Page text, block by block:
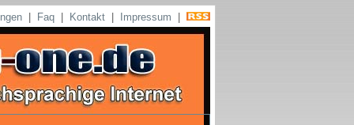
Faq Kontakt Impressum